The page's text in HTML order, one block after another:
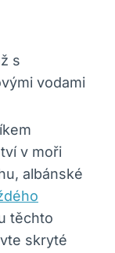
s
vodami
v moři
albánské
těchto
skryté